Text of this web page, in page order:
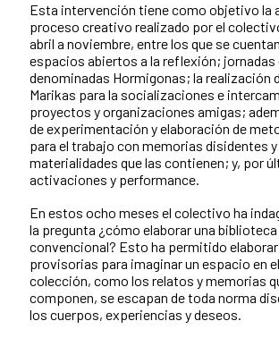
Esta intervención tiene como objetivo la
proceso creativo realizado por el
abril a noviembre, entre los que se
espacios abiertos a la reflexión; jornadas
denominadas Hormigonas; la realización
Marikas para la socializaciones e
proyectos y organizaciones amigas;
de experimentación y elaboración de
para el trabajo con memorias disidentes y
materialidades que las contienen; y, por
activaciones y performance.
En estos ocho meses el colectivo ha
la pregunta ¿cómo elaborar una
convencional? Esto ha permitido
provisorias para imaginar un espacio en
colección, como los relatos y memorias
componen, se escapan de toda norma
los cuerpos, experiencias y deseos.